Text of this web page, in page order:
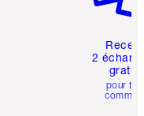
2
pour